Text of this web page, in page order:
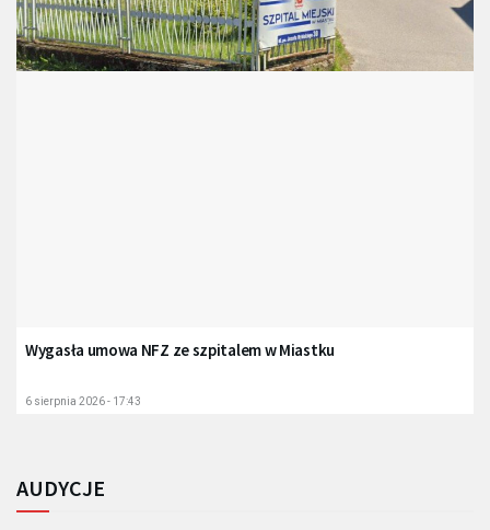
Wygasła umowa NFZ ze szpitalem w Miastku
6 sierpnia 2026 - 17:43
AUDYCJE